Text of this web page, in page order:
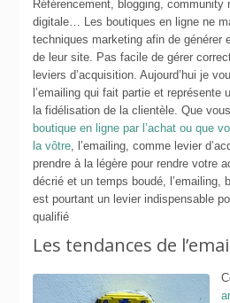
Référencement, blogging, community
digitale… Les boutiques en ligne ne
techniques marketing afin de générer
de leur site. Pas facile de gérer
leviers d’acquisition. Aujourd’hui je
l’emailing qui fait partie et représente
la fidélisation de la clientèle. Que
boutique en ligne par l’achat ou que
la vôtre, l’emailing, comme levier
prendre à la légère pour rendre votre
décrié et un temps boudé, l’emailing,
est pourtant un levier indispensable
qualifié
Les tendances de